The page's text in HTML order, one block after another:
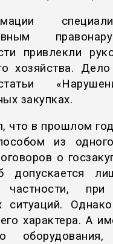
привлекли
хозяйства.
закупках.
что в прошлом
из
о
допускается
при
ситуаций.
характера. А